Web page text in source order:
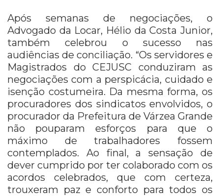
Após semanas de negociações, o
Advogado da Locar, Hélio da Costa Junior,
também celebrou o sucesso nas
audiências de conciliação. “Os servidores e
Magistrados do CEJUSC conduziram as
negociações com a perspicácia, cuidado e
isenção costumeira. Da mesma forma, os
procuradores dos sindicatos envolvidos, o
procurador da Prefeitura de Várzea Grande
não pouparam esforços para que o
máximo de trabalhadores fossem
contemplados. Ao final, a sensação de
dever cumprido por ter colaborado com os
acordos celebrados, que com certeza,
trouxeram paz e conforto para todos os